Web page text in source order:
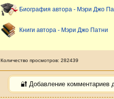
Биография автора - Мэри Джо
Книги автора - Мэри Джо Патни
Количество просмотров: 282439
🔐 Добавление комментариев